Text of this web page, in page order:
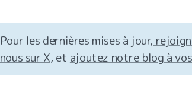
Pour les dernières mises à jour,
nous sur X, et ajoutez notre blog à